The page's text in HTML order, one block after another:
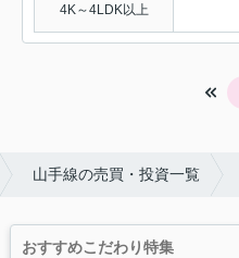
4K～4LDK以上
山手線の売買・投資一覧
おすすめこだわり特集